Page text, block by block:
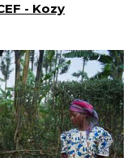
- Kozy